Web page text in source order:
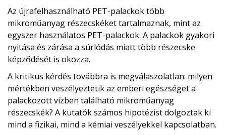
Az újrafelhasználható PET-palackok több
mikroműanyag részecskéket tartalmaznak, mint az
egyszer használatos PET-palackok. A palackok gyakori
nyitása és zárása a súrlódás miatt több részecske
képződését is okozza.
A kritikus kérdés továbbra is megválaszolatlan: milyen
mértékben veszélyeztetik az emberi egészséget a
palackozott vízben található mikroműanyag
részecskék? A kutatók számos hipotézist dolgoztak ki
mind a fizikai, mind a kémiai veszélyekkel kapcsolatban.